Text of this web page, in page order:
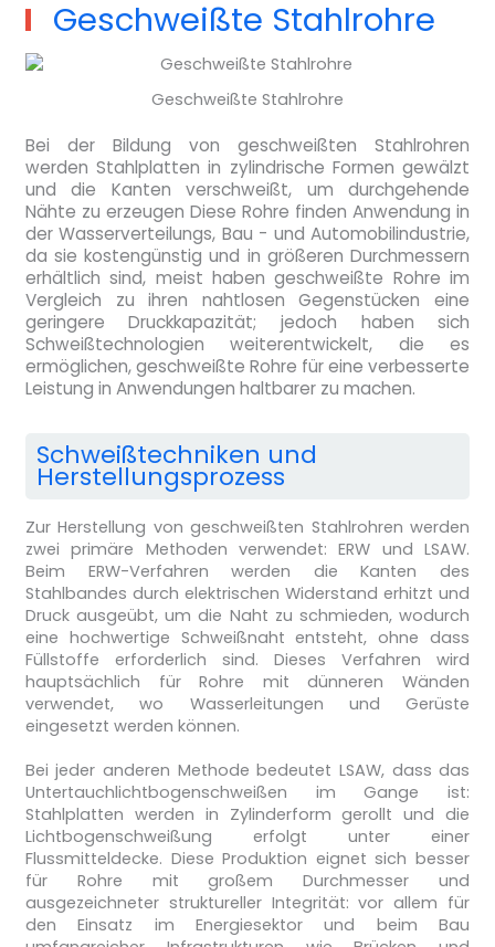
Geschweißte Stahlrohre
Geschweißte Stahlrohre
Bei der Bildung von geschweißten Stahlrohren
werden Stahlplatten in zylindrische Formen gewälzt
und die Kanten verschweißt, um durchgehende
Nähte zu erzeugen Diese Rohre finden Anwendung in
der Wasserverteilungs, Bau - und Automobilindustrie,
da sie kostengünstig und in größeren Durchmessern
erhältlich sind, meist haben geschweißte Rohre im
Vergleich zu ihren nahtlosen Gegenstücken eine
geringere Druckkapazität; jedoch haben sich
Schweißtechnologien weiterentwickelt, die es
ermöglichen, geschweißte Rohre für eine verbesserte
Leistung in Anwendungen haltbarer zu machen.
Schweißtechniken und
Herstellungsprozess
Zur Herstellung von geschweißten Stahlrohren werden
zwei primäre Methoden verwendet: ERW und LSAW.
Beim ERW-Verfahren werden die Kanten des
Stahlbandes durch elektrischen Widerstand erhitzt und
Druck ausgeübt, um die Naht zu schmieden, wodurch
eine hochwertige Schweißnaht entsteht, ohne dass
Füllstoffe erforderlich sind. Dieses Verfahren wird
hauptsächlich für Rohre mit dünneren Wänden
verwendet, wo Wasserleitungen und Gerüste
eingesetzt werden können.
Bei jeder anderen Methode bedeutet LSAW, dass das
Untertauchlichtbogenschweißen im Gange ist:
Stahlplatten werden in Zylinderform gerollt und die
Lichtbogenschweißung erfolgt unter einer
Flussmitteldecke. Diese Produktion eignet sich besser
für Rohre mit großem Durchmesser und
ausgezeichneter struktureller Integrität: vor allem für
den Einsatz im Energiesektor und beim Bau